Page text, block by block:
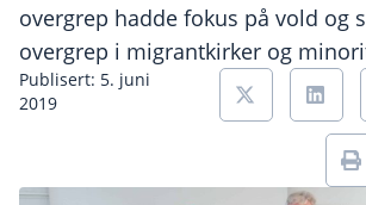
overgrep hadde fokus på vold og
overgrep i migrantkirker og
Publisert: 5. juni
2019